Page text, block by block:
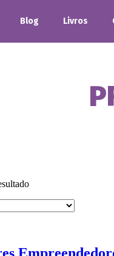
Blog Livros